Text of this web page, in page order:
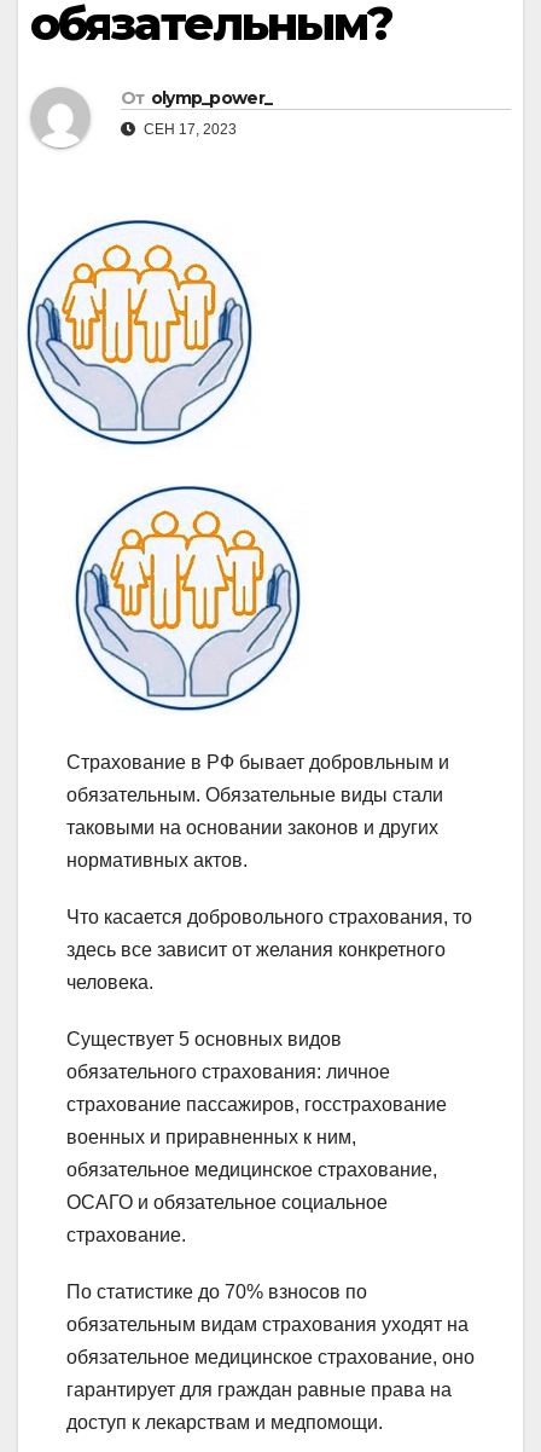
обязательным?
От olymp_power_
СЕН 17, 2023
Страхование в РФ бывает добровльным и
обязательным. Обязательные виды стали
таковыми на основании законов и других
нормативных актов.
Что касается добровольного страхования, то
здесь все зависит от желания конкретного
человека.
Существует 5 основных видов
обязательного страхования: личное
страхование пассажиров, госстрахование
военных и приравненных к ним,
обязательное медицинское страхование,
ОСАГО и обязательное социальное
страхование.
По статистике до 70% взносов по
обязательным видам страхования уходят на
обязательное медицинское страхование, оно
гарантирует для граждан равные права на
доступ к лекарствам и медпомощи.